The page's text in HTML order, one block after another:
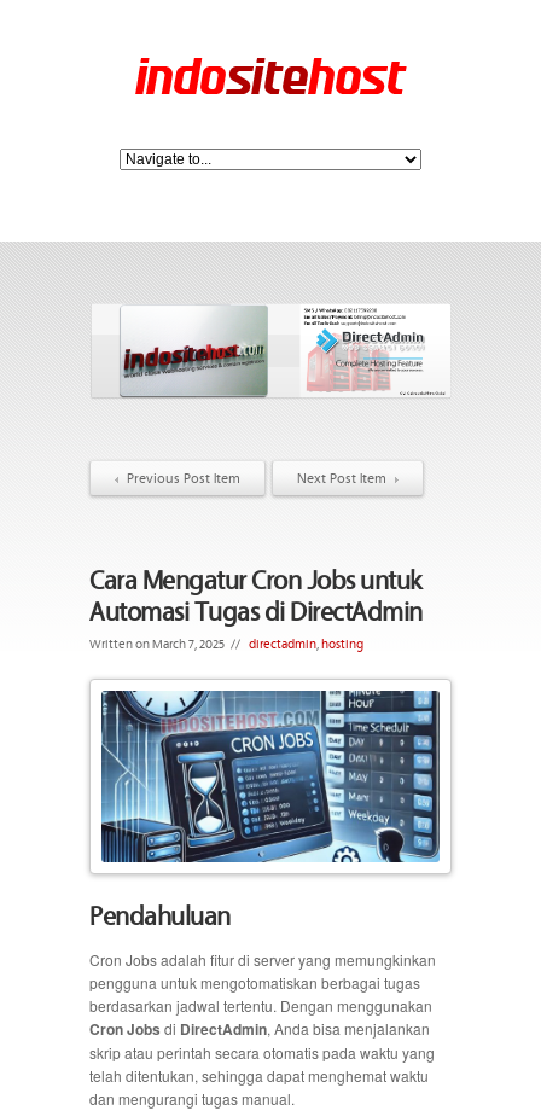
Previous Post Item Next Post Item
Cara Mengatur Cron Jobs untuk
Automasi Tugas di DirectAdmin
Written on March 7, 2025 // directadmin,hosting
Pendahuluan
Cron Jobs adalah fitur di server yang memungkinkan
pengguna untuk mengotomatiskan berbagai tugas
berdasarkan jadwal tertentu. Dengan menggunakan
Cron Jobs di DirectAdmin, Anda bisa menjalankan
skrip atau perintah secara otomatis pada waktu yang
telah ditentukan, sehingga dapat menghemat waktu
dan mengurangi tugas manual.